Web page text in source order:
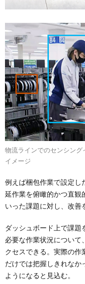
物流ラインでのセンシン
イメージ
例えば梱包作業で設定し
延作業を俯瞰的かつ直観
いった課題に対し、改善
ダッシュボード上で課
必要な作業状況について
クセスできる。実際の作
だけでは把握しきれなか
ようになると見込む。